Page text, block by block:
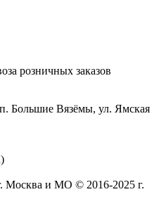
розничных заказов
Большие Вязёмы, ул. Ямская
Москва и МО © 2016-2025 г.